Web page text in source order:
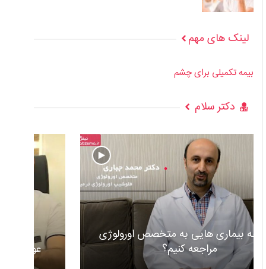
لینک های مهم
بیمه تکمیلی برای چشم
دکتر سلام
عوارض و علل گذاشتن باطری قلب +ویدئو